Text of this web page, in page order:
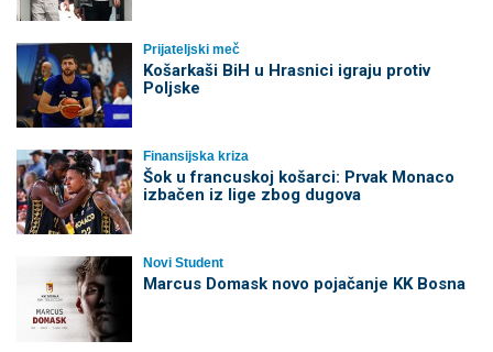
Prijateljski meč
Košarkaši BiH u Hrasnici igraju protiv
Poljske
Finansijska kriza
Šok u francuskoj košarci: Prvak Monaco
izbačen iz lige zbog dugova
Novi Student
Marcus Domask novo pojačanje KK Bosna